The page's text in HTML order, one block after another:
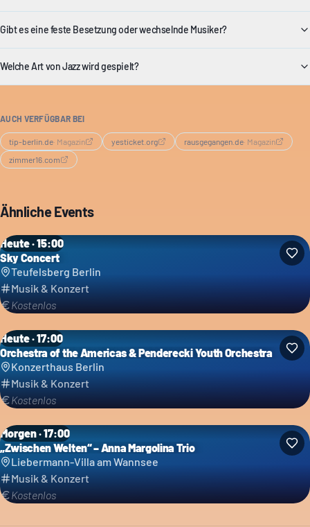
Gibt es eine feste Besetzung oder wechselnde Musiker?
Welche Art von Jazz wird gespielt?
AUCH VERFÜGBAR BEI
tip-berlin.de· Magazin yesticket.org rausgegangen.de· Magazin
zimmer16.com
Ähnliche Events
Heute · 15:00
Sky Concert
Teufelsberg Berlin
Musik & Konzert
Kostenlos
Heute · 17:00
Orchestra of the Americas & Penderecki Youth Orchestra
Konzerthaus Berlin
Musik & Konzert
Kostenlos
Morgen · 17:00
„Zwischen Welten“ – Anna Margolina Trio
Liebermann-Villa am Wannsee
Musik & Konzert
Kostenlos